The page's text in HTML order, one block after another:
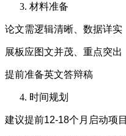
材料准备
论文需逻辑清晰、数据详实
展板应图文并茂、重点突出
提前准备英文答辩稿
时间规划
建议提前12-18个月启动项目